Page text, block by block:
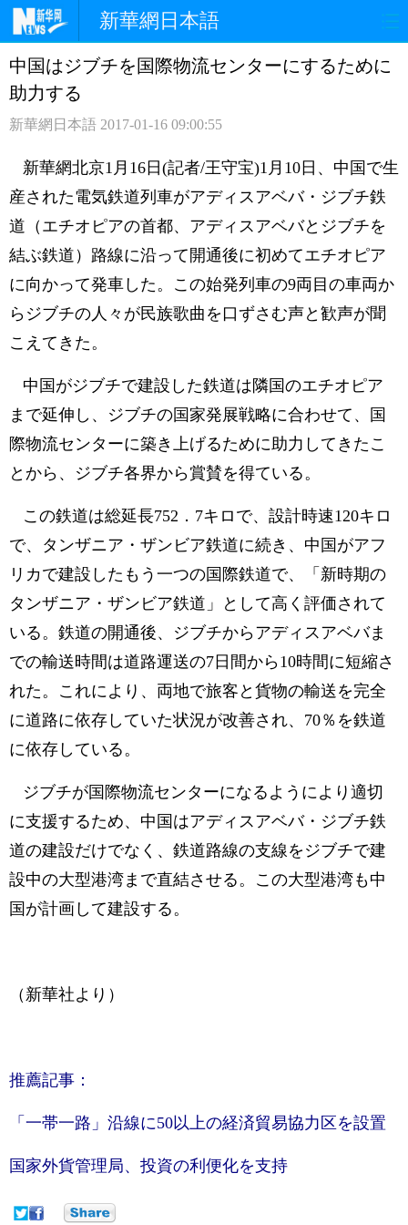
新華網日本語
ホームページ 政治 経済
観光 評論 写真
中日対訳
中国はジブチを国際物流センターにするために
助力する
新華網日本語 2017-01-16 09:00:55
新華網北京1月16日(記者/王守宝)1月10日、中国で生
産された電気鉄道列車がアディスアベバ・ジブチ鉄
道（エチオピアの首都、アディスアベバとジブチを
結ぶ鉄道）路線に沿って開通後に初めてエチオピア
に向かって発車した。この始発列車の9両目の車両か
らジブチの人々が民族歌曲を口ずさむ声と歓声が聞
こえてきた。
中国がジブチで建設した鉄道は隣国のエチオピア
まで延伸し、ジブチの国家発展戦略に合わせて、国
際物流センターに築き上げるために助力してきたこ
とから、ジブチ各界から賞賛を得ている。
この鉄道は総延長752．7キロで、設計時速120キロ
で、タンザニア・ザンビア鉄道に続き、中国がアフ
リカで建設したもう一つの国際鉄道で、「新時期の
タンザニア・ザンビア鉄道」として高く評価されて
いる。鉄道の開通後、ジブチからアディスアベバま
での輸送時間は道路運送の7日間から10時間に短縮さ
れた。これにより、両地で旅客と貨物の輸送を完全
に道路に依存していた状況が改善され、70％を鉄道
に依存している。
ジブチが国際物流センターになるようにより適切
に支援するため、中国はアディスアベバ・ジブチ鉄
道の建設だけでなく、鉄道路線の支線をジブチで建
設中の大型港湾まで直結させる。この大型港湾も中
国が計画して建設する。
（新華社より）
推薦記事：
「一帯一路」沿線に50以上の経済貿易協力区を設置
国家外貨管理局、投資の利便化を支持